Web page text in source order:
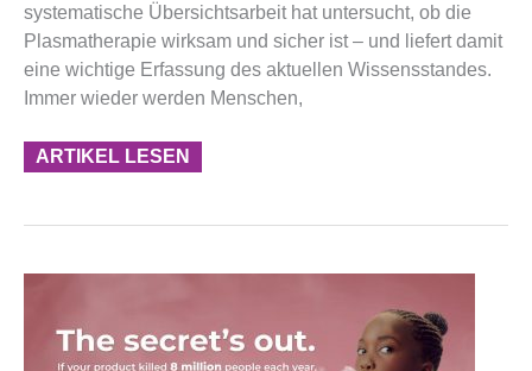
systematische Übersichtsarbeit hat untersucht, ob die
Plasmatherapie wirksam und sicher ist – und liefert damit
eine wichtige Erfassung des aktuellen Wissensstandes.
Immer wieder werden Menschen,
ARTIKEL LESEN